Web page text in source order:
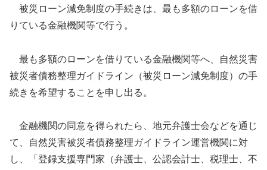
被災ローン減免制度の手続きは、最も多額のローンを借
りている金融機関等で行う。
最も多額のローンを借りている金融機関等へ、自然災害
被災者債務整理ガイドライン（被災ローン減免制度）の手
続きを希望することを申し出る。
金融機関の同意を得られたら、地元弁護士会などを通じ
て、自然災害被災者債務整理ガイドライン運営機関に対
し、「登録支援専門家（弁護士、公認会計士、税理士、不